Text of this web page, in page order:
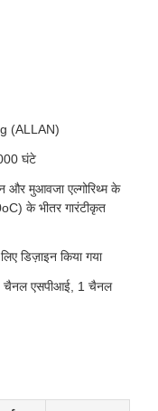
(ALLAN)
घंटे
और मुआवजा एल्गोरिथ्म के
के भीतर गारंटीकृत
डिज़ाइन किया गया
चैनल एसपीआई, 1 चैनल